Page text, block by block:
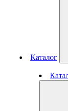
Каталог